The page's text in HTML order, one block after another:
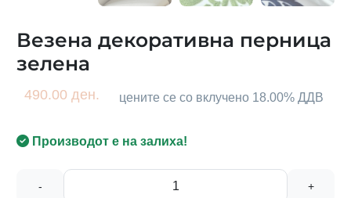
Везена декоративна перница
зелена
490.00 ден. цените се со вклучено 18.00% ДДВ
Производот е на залиха!
- +